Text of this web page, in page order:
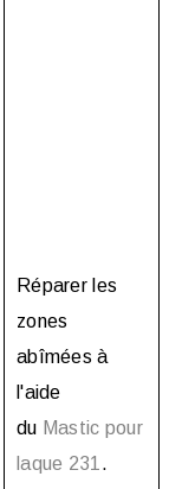
Réparer les
zones
abîmées à
l'aide
du Mastic pour
laque 231 .